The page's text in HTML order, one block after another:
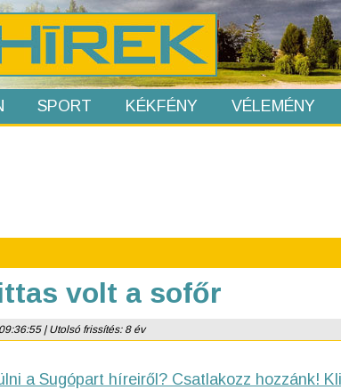
SPORT KÉKFÉNY VÉLEMÉNY
volt a sofőr
| Utolsó frissítés: 8 év
a Sugópart híreiről? Csatlakozz hozzánk!